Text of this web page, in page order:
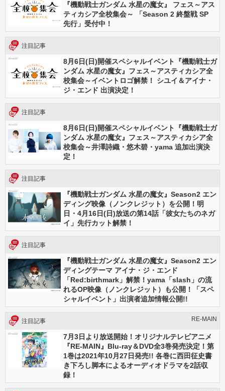
『機動戦士ガンダム 水星の魔女』 フェス～アス
ティカシア全校集会～ 「Season 2 終盤戦 SP
先行」受付中！
注目記事
8月6日(日)開催スペシャルイベント『機動戦士ガ
ンダム 水星の魔女』フェス～アスティカシア全
校集会～イベントロゴ解禁！ シユイ＆アイナ・
ジ・エンド 出演決定！
注目記事
8月6日(日)開催スペシャルイベント『機動戦士ガ
ンダム 水星の魔女』フェス～アスティカシア全
校集会～井澤詩織・悠木碧・yama 追加出演決
定！
注目記事
『機動戦士ガンダム 水星の魔女』Season2 エン
ディング映像（ノンクレジット）を公開！明
日・4月16日(日)放送の第14話「彼女たちのネガ
イ」先行カット解禁！
注目記事
『機動戦士ガンダム 水星の魔女』Season2 エン
ディングテーマ アイナ・ジ・エンド
「Red:birthmark」解禁！yama「slash」の流
れるOP映像（ノンクレジット）も公開！「スペ
シャルイベント」出演者追加情報公開!!
注目記事 RE-MAIN
7月3日より放送開始！オリジナルテレビアニメ
『RE-MAIN』Blu-ray＆DVD全3巻発売決定！第
1巻は2021年10月27日発売!! 各巻に西田征史書
き下ろし脚本によるオーディオドラマを2話収
録！